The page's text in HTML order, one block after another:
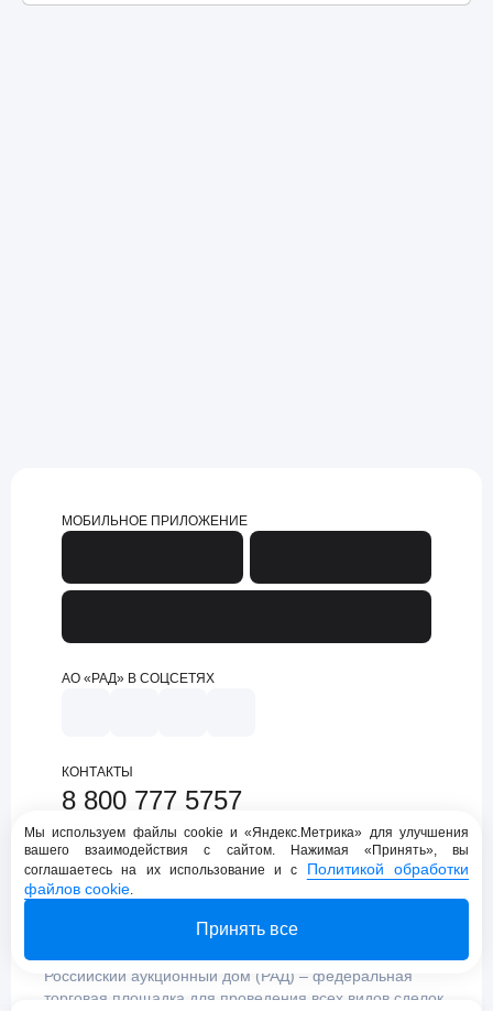
МОБИЛЬНОЕ ПРИЛОЖЕНИЕ
АО «РАД» В СОЦСЕТЯХ
КОНТАКТЫ
8 800 777 5757
support@lot-online.ru
Техническая поддержка
Российский аукционный дом (РАД) – федеральная
торговая площадка для проведения всех видов сделок
Мы используем файлы cookie и «Яндекс.Метрика» для улучшения
вашего взаимодействия с сайтом. Нажимая «Принять», вы
соглашаетесь на их использование и с Политикой обработки
файлов cookie.
Принять все